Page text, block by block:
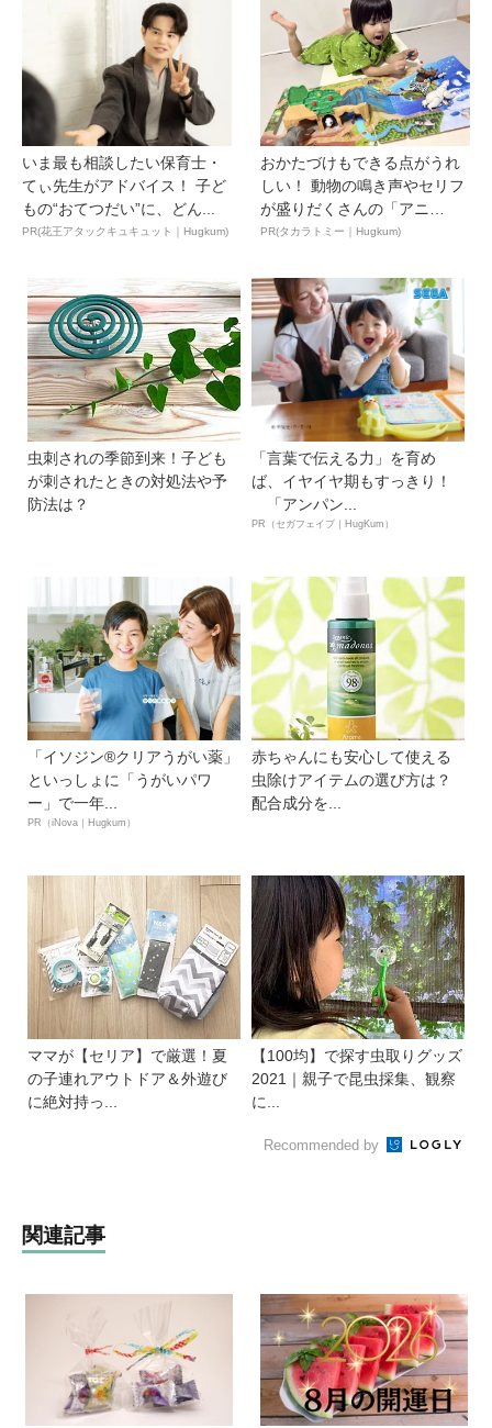
いま最も相談したい保育士・
てぃ先生がアドバイス！ 子ど
もの“おてつだい”に、どん...
PR(花王アタックキュキュット｜Hugkum)
おかたづけもできる点がうれ
しい！ 動物の鳴き声やセリフ
が盛りだくさんの「アニ
ア ...
PR(タカラトミー｜Hugkum)
虫刺されの季節到来！子ども
が刺されたときの対処法や予
防法は？
「言葉で伝える力」を育め
ば、イヤイヤ期もすっきり！
「アンパン...
PR（セガフェイブ｜HugKum）
「イソジン®クリアうがい薬」
といっしょに「うがいパワ
ー」で一年...
PR（iNova｜Hugkum）
赤ちゃんにも安心して使える
虫除けアイテムの選び方は？
配合成分を...
ママが【セリア】で厳選！夏
の子連れアウトドア＆外遊び
に絶対持っ...
【100均】で探す虫取りグッズ
2021｜親子で昆虫採集、観察
に...
Recommended by
関連記事